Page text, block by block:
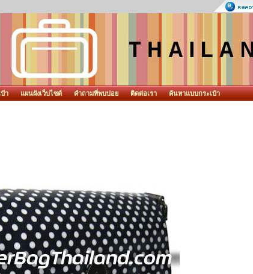
า แผนผังเว็บไซต์ คำถามที่พบบ่อย ติดต่อเรา ค้นหาแบบกระเป๋า